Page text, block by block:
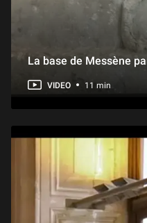
La base de Messène
VIDEO 11 min